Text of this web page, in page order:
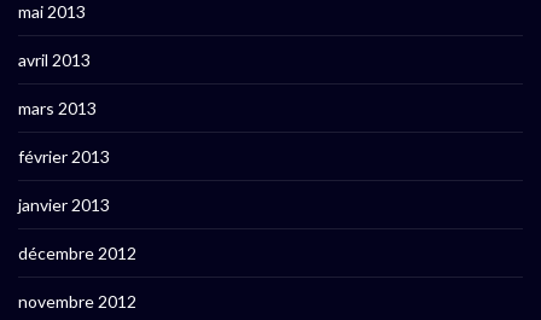
mai 2013
avril 2013
mars 2013
février 2013
janvier 2013
décembre 2012
novembre 2012